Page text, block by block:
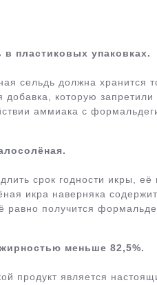
в пластиковых упаковках.
сельдь должна хранится
которую
аммиака с
срок годности икры,
икра наверняка
равно получится
меньше 82,5%.
продукт является